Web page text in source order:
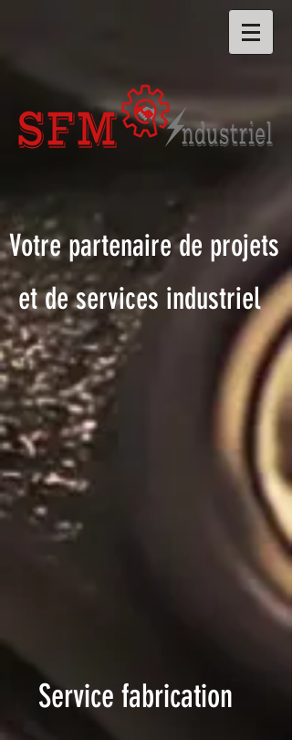
Votre partenaire de projets
et de services industriel
Service fabrication